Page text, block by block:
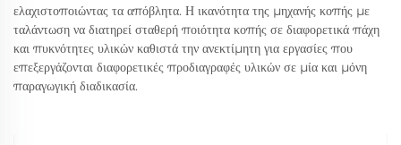
ελαχιστοποιώντας τα απόβλητα. Η ικανότητα της μηχανής κοπής με
ταλάντωση να διατηρεί σταθερή ποιότητα κοπής σε διαφορετικά πάχη
και πυκνότητες υλικών καθιστά την ανεκτίμητη για εργασίες που
επεξεργάζονται διαφορετικές προδιαγραφές υλικών σε μία και μόνη
παραγωγική διαδικασία.